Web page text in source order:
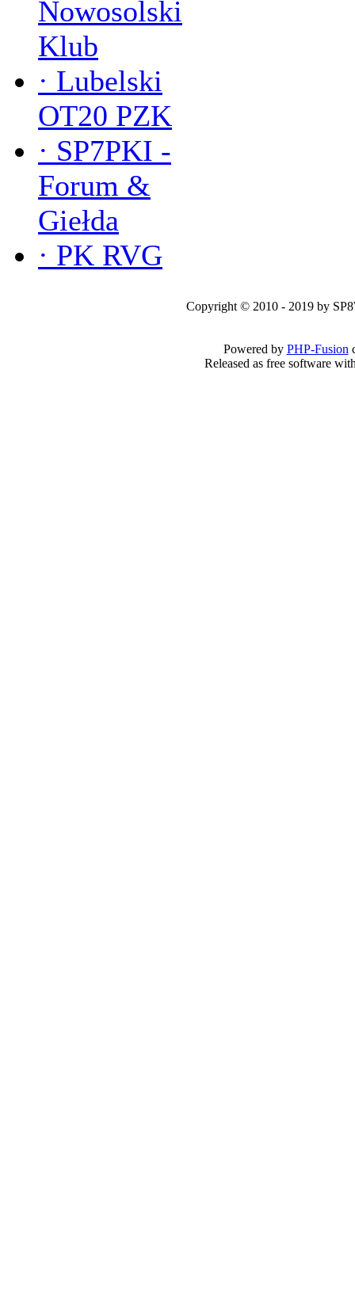
Nowosolski
Klub
· Lubelski
OT20 PZK
· SP7PKI -
Forum &
Giełda
· PK RVG
Copyright © 2010 - 2019 by
Powered by PHP-Fusion
Released as free software